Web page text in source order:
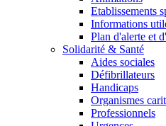
Etablissements
Informations
Plan d'alerte et
Solidarité & Santé
Aides sociales
Défibrillateurs
Handicaps
Organismes
Professionnels